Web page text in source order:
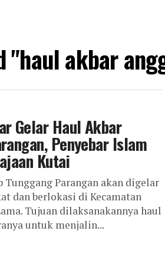
"haul akbar
Gelar Haul Akbar
Penyebar Islam
Kutai
Tunggang Parangan akan digelar
dan berlokasi di Kecamatan
Tujuan dilaksanakannya haul
untuk menjalin...